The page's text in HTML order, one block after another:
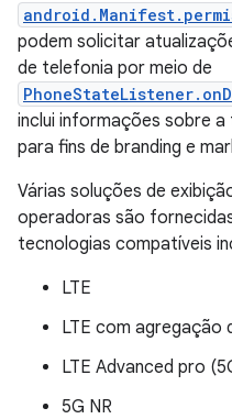
podem solicitar
de telefonia por meio de
inclui informações sobre
para fins de branding e
Várias soluções de
operadoras são
tecnologias compatíveis
LTE
LTE com agregação
LTE Advanced pro
5G NR